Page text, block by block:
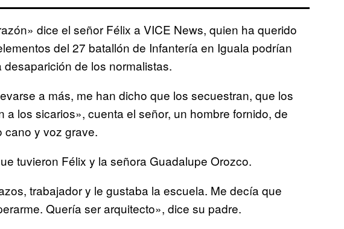
dice el señor Félix a VICE News, quien ha querido
del 27 batallón de Infantería en Iguala podrían
de los normalistas.
a más, me han dicho que los secuestran, que los
a los sicarios», cuenta el señor, un hombre fornido, de
cano y voz grave.
tuvieron Félix y la señora Guadalupe Orozco.
trabajador y le gustaba la escuela. Me decía que
Quería ser arquitecto», dice su padre.